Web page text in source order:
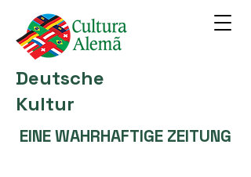
Deutsche
Kultur
EINE WAHRHAFTIGE ZEITUNG